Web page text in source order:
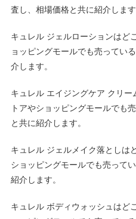
査し、相場価格と共に紹介します
キュレル ジェルローションはど
ョッピングモールでも売ってい
介します。
キュレル エイジングケア クリ
トアやショッピングモールでも
と共に紹介します。
キュレル ジェルメイク落としは
ショッピングモールでも売って
紹介します。
キュレル ボディウォッシュはど